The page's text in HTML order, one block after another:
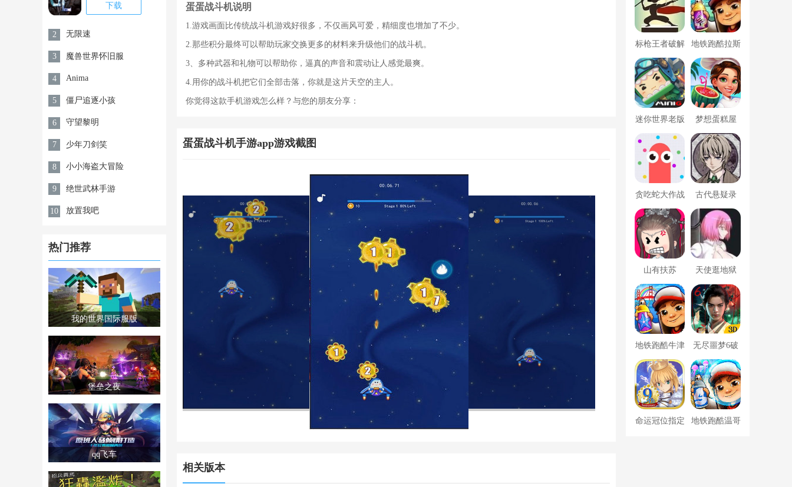
下载
2 无限速
3 魔兽世界怀旧服
4 Anima
5 僵尸追逐小孩
6 守望黎明
7 少年刀剑笑
8 小小海盗大冒险
9 绝世武林手游
10 放置我吧
热门推荐
我的世界国际服版
堡垒之夜
qq飞车
蛋蛋战斗机说明
1.游戏画面比传统战斗机游戏好很多，不仅画风可爱，精细度也增加了不少。
2.那些积分最终可以帮助玩家交换更多的材料来升级他们的战斗机。
3、多种武器和礼物可以帮助你，逼真的声音和震动让人感觉最爽。
4.用你的战斗机把它们全部击落，你就是这片天空的主人。
你觉得这款手机游戏怎么样？与您的朋友分享：
蛋蛋战斗机手游app游戏截图
相关版本
标枪王者破解
版无限金币钻
石内置菜单
地铁跑酷拉斯
维加斯新触控
内置菜单版
迷你世界老版
本下载
梦想蛋糕屋
贪吃蛇大作战
破解版
古代悬疑录
山有扶苏 天使逛地狱
地铁跑酷牛津
版内置菜单
无尽噩梦6破
解版内置菜单
MOD修改器
命运冠位指定 地铁跑酷温哥